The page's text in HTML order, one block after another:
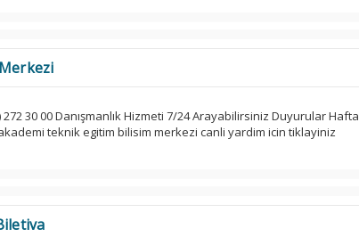
30 00 Danışmanlık Hizmeti 7/24 Arayabilirsiniz Duyurular Hafta
teknik egitim bilisim merkezi canli yardim icin tiklayiniz